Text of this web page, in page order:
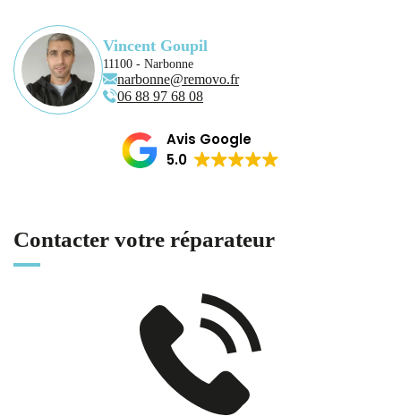
Vincent Goupil
11100 - Narbonne
narbonne@removo.fr
06 88 97 68 08
Avis Google
5.0
Contacter votre réparateur